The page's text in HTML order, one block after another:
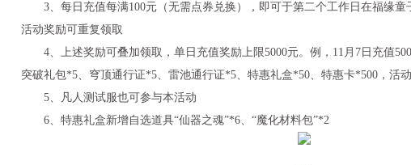
3、每日充值每满100元（无需点券兑换），即可于第二个工作日在福缘童
活动奖励可重复领取
4、上述奖励可叠加领取，单日充值奖励上限5000元。例，11月7日充值
突破礼包*5、穹顶通行证*5、雷池通行证*5、特惠礼盒*50、特惠卡*500，活
5、凡人测试服也可参与本活动
6、特惠礼盒新增自选道具“仙器之魂”*6、“魔化材料包”*2